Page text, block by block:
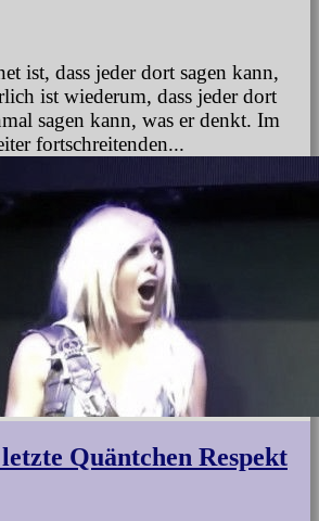
ist, dass jeder dort sagen kann,
ist wiederum, dass jeder dort
sagen kann, was er denkt. Im
fortschreitenden...
Quäntchen Respekt